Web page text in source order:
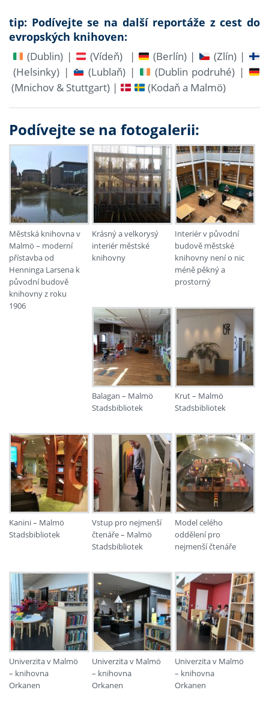
tip: Podívejte se na další reportáže z cest do
evropských knihoven:
(Dublin) | (Vídeň) | (Berlín) |
(Zlín) |
(Helsinky) |
(Lublaň) |
(Dublin podruhé) |
(Mnichov & Stuttgart) |
(Kodaň a Malmö)
Podívejte se na fotogalerii:
Městská knihovna v
Malmö – moderní
přístavba od
Henninga Larsena k
původní budově
knihovny z roku
1906
Krásný a velkorysý
interiér městské
knihovny
Interiér v původní
budově městské
knihovny není o nic
méně pěkný a
prostorný
Balagan – Malmö
Stadsbibliotek
Krut – Malmö
Stadsbibliotek
Kanini – Malmö
Stadsbibliotek
Vstup pro nejmenší
čtenáře – Malmö
Stadsbibliotek
Model celého
oddělení pro
nejmenší čtenáře
Univerzita v Malmö
– knihovna
Orkanen
Univerzita v Malmö
– knihovna
Orkanen
Univerzita v Malmö
– knihovna
Orkanen